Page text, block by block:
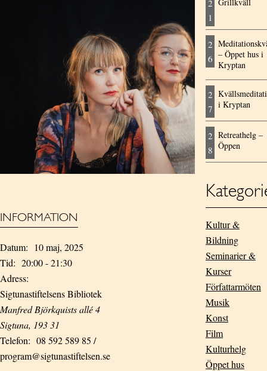
INFORMATION
Datum:
10 maj, 2025
Tid: 20:00 - 21:30
Adress:
Sigtunastiftelsens Bibliotek
Manfred Björkquists allé 4
Sigtuna, 193 31
Telefon: 08 592 589 85 /
program@sigtunastiftelsen.se
2
1
2
6 – Öppet hus i
Kryptan
2
7 i Kryptan
2
8
Retreathelg –
Öppen
Kultur &
Bildning
Seminarier &
Kurser
Författarmöten
Musik
Konst
Film
Kulturhelg
Öppet hus